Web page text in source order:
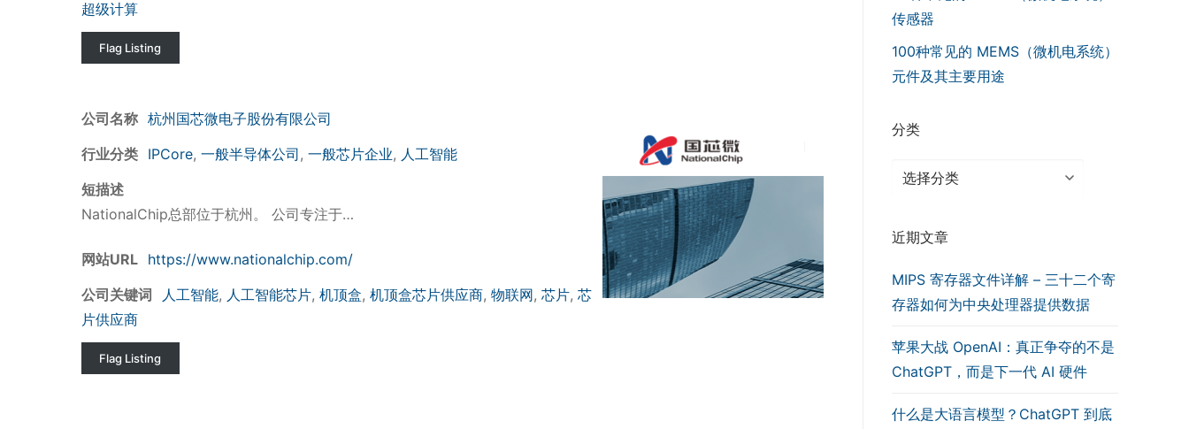
超级计算
Flag Listing
公司名称 杭州国芯微电子股份有限公司
行业分类 IPCore, 一般半导体公司, 一般芯片企业, 人工智能
短描述
NationalChip总部位于杭州。 公司专注于…
网站URL https://www.nationalchip.com/
公司关键词
人工智能, 人工智能芯片, 机顶盒, 机顶盒芯片供应商, 物联网, 芯片, 芯
片供应商
Flag Listing
传感器
100种常见的 MEMS（微机电系统）
元件及其主要用途
分类
分
近期文章
MIPS 寄存器文件详解 – 三十二个寄
存器如何为中央处理器提供数据
苹果大战 OpenAI：真正争夺的不是
ChatGPT，而是下一代 AI 硬件
什么是大语言模型？ChatGPT 到底